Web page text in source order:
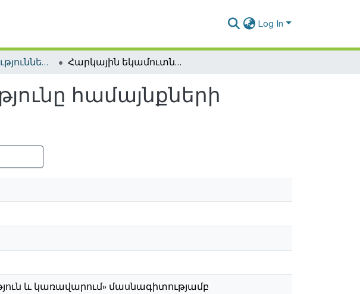
Log In
Ատենախոսություններ և սեղմագրեր / Theses & Abstracts Հարկային եկամուտների ազդեցությունը համայնքների զարգացման գործընթացում
համայնքների
և կառավարում» մասնագիտությամբ